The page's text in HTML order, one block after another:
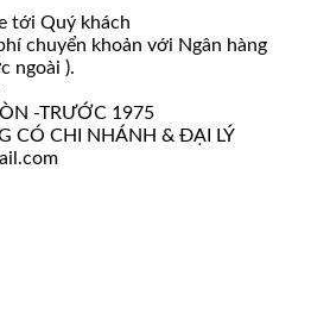
tới Quý khách
chuyển khoản với Ngân hàng
ngoài ).
-TRƯỚC 1975
CÓ CHI NHÁNH & ĐẠI LÝ